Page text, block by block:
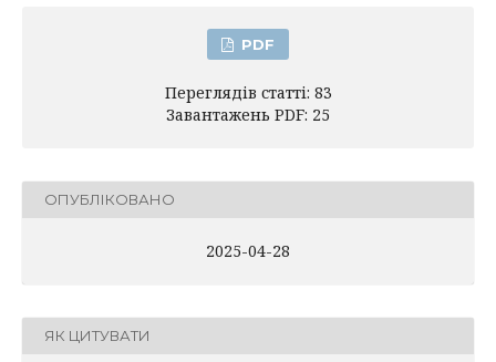
PDF
Переглядів статті: 83
Завантажень PDF: 25
ОПУБЛІКОВАНО
2025-04-28
ЯК ЦИТУВАТИ